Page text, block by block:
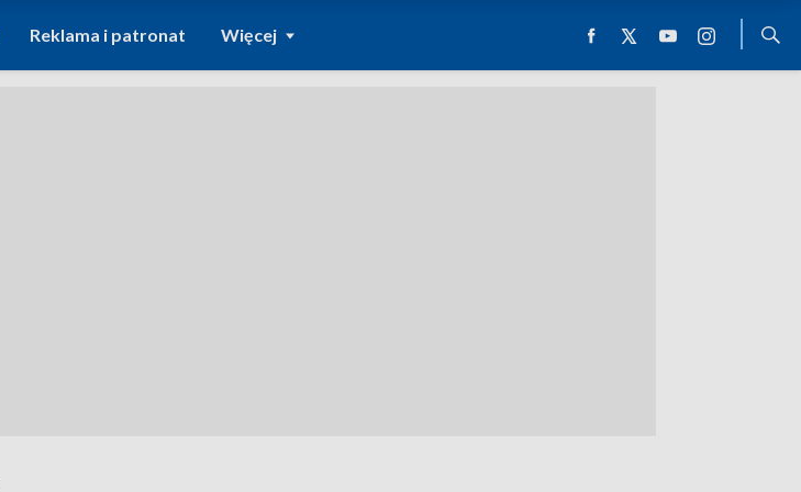
Reklama i patronat Więcej